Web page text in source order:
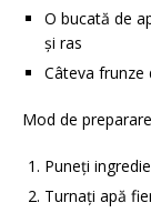
O bucată de
și ras
Câteva frunze
Mod de preparare
Puneți
Turnați apă